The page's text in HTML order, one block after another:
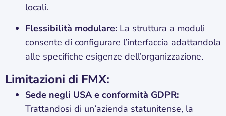
locali.
Flessibilità modulare: La struttura a moduli
consente di configurare l’interfaccia adattandola
alle specifiche esigenze dell’organizzazione.
Limitazioni di FMX:
Sede negli USA e conformità GDPR:
Trattandosi di un’azienda statunitense, la